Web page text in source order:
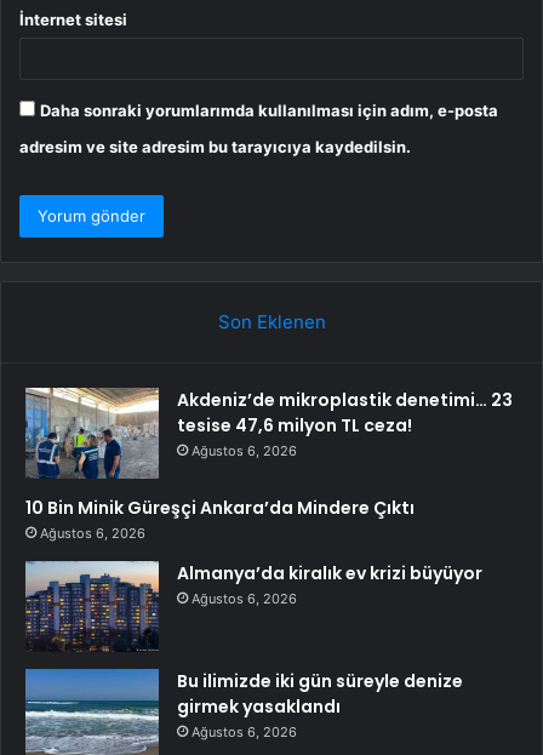
İnternet sitesi
Daha sonraki yorumlarımda kullanılması için adım, e-posta
adresim ve site adresim bu tarayıcıya kaydedilsin.
Son Eklenen
Akdeniz’de mikroplastik denetimi… 23
tesise 47,6 milyon TL ceza!
Ağustos 6, 2026
10 Bin Minik Güreşçi Ankara’da Mindere Çıktı
Ağustos 6, 2026
Almanya’da kiralık ev krizi büyüyor
Ağustos 6, 2026
Bu ilimizde iki gün süreyle denize
girmek yasaklandı
Ağustos 6, 2026